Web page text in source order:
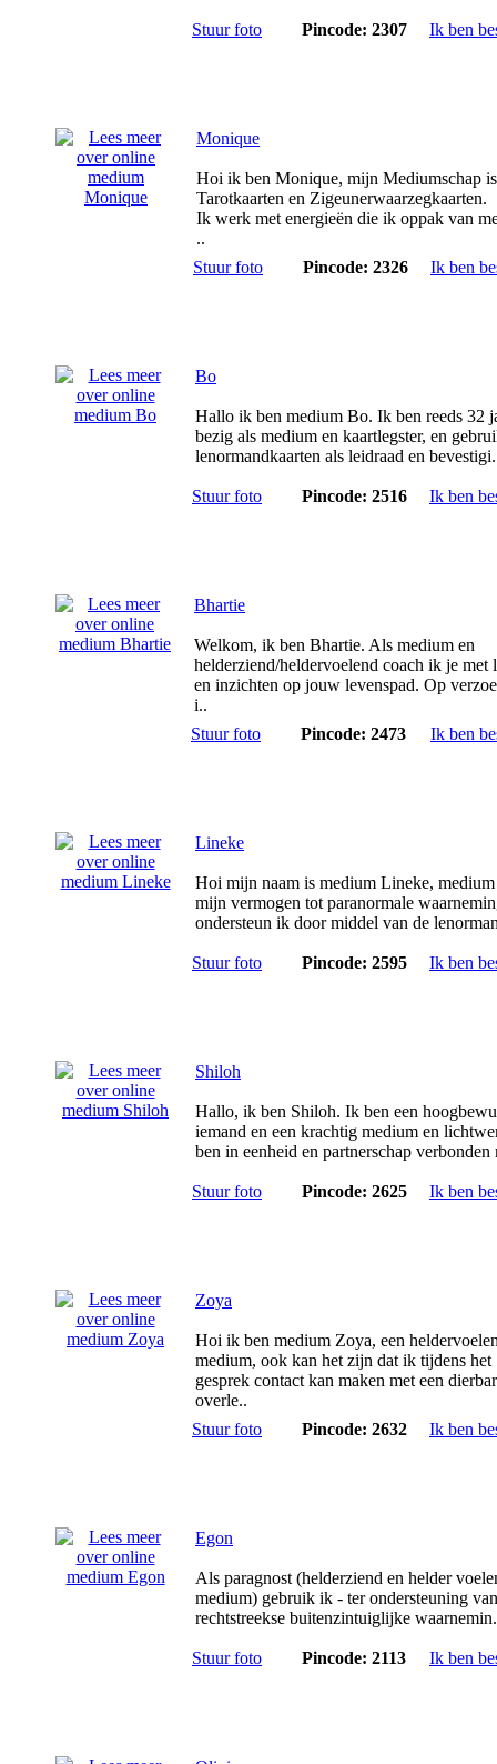
Stuur foto Pincode: 2307 Ik ben
Monique
Hoi ik ben Monique, mijn Mediumschap is
Tarotkaarten en Zigeunerwaarzegkaarten.
Ik werk met energieën die ik oppak van
..
Stuur foto
Pincode: 2326 Ik ben
Bo
Hallo ik ben medium Bo. Ik ben reeds 32
bezig als medium en kaartlegster, en
lenormandkaarten als leidraad en
Stuur foto Pincode: 2516 Ik ben
Bhartie
Welkom, ik ben Bhartie. Als medium en
helderziend/heldervoelend coach ik je met
en inzichten op jouw levenspad. Op
i..
Stuur foto
Pincode: 2473 Ik ben
Lineke
Hoi mijn naam is medium Lineke, medium
mijn vermogen tot paranormale
ondersteun ik door middel van de
Stuur foto Pincode: 2595 Ik ben
Shiloh
Hallo, ik ben Shiloh. Ik ben een
iemand en een krachtig medium en
ben in eenheid en partnerschap verbonden
Stuur foto Pincode: 2625 Ik ben
Zoya
Hoi ik ben medium Zoya, een
medium, ook kan het zijn dat ik tijdens het
gesprek contact kan maken met een
overle..
Stuur foto
Pincode: 2632 Ik ben
Egon
Als paragnost (helderziend en helder
medium) gebruik ik - ter ondersteuning
rechtstreekse buitenzintuiglijke
Stuur foto Pincode: 2113 Ik ben